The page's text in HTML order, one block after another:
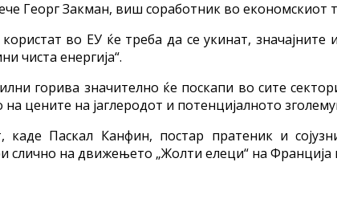
Георг Закман, виш соработник во економскиот
во ЕУ ќе треба да се укинат,
чиста енергија“.
горива значително ќе поскапи во сите
цените на јаглеродот и потенцијалното
Паскал Канфин, постар пратеник и
на движењето „Жолти елеци“ на Франција